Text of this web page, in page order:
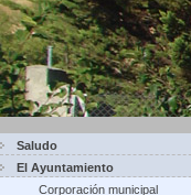
Saludo
El Ayuntamiento
Corporación municipal